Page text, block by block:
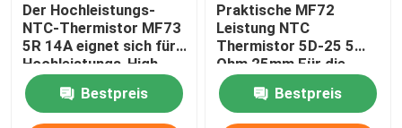
Der Hochleistungs-
NTC-Thermistor MF73
5R 14A eignet sich für
Hochleistungs-High-
End-Netzteile
Bestpreis
Praktische MF72
Leistung NTC
Thermistor 5D-25 5
Ohm 25mm Für die
Schaltversorgung
Wechselrichter
Stromversorgung
Bestpreis